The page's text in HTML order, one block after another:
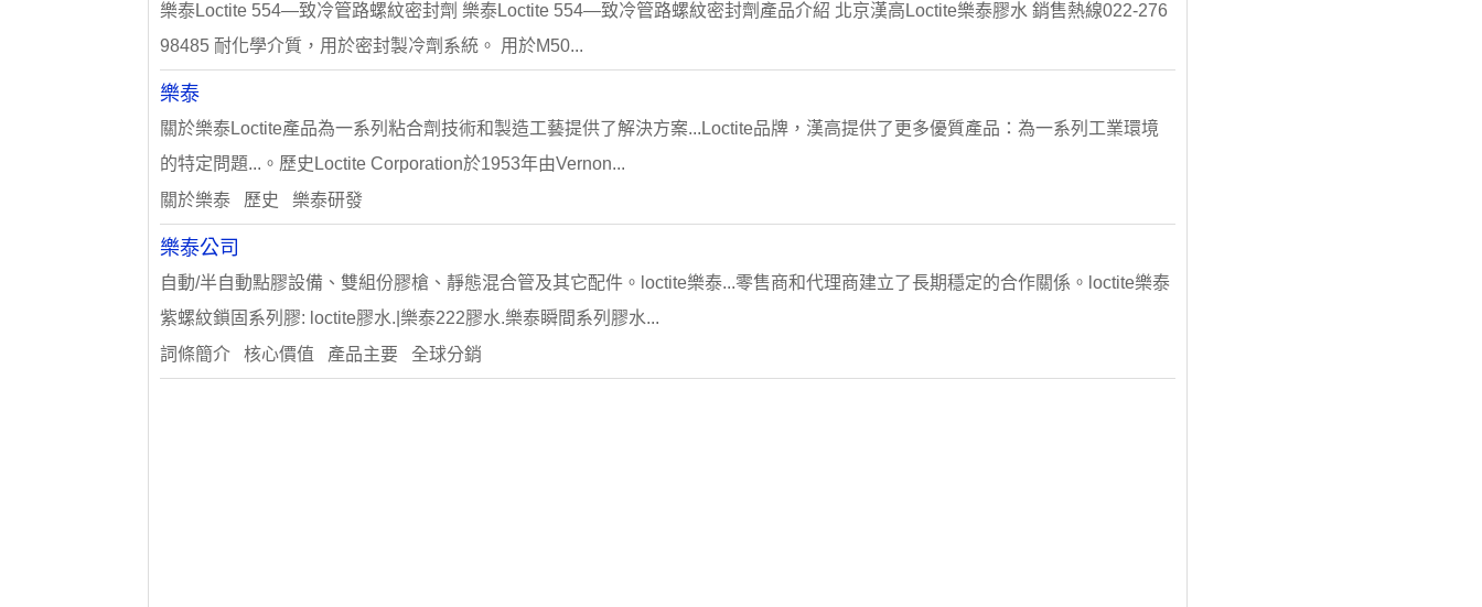
樂泰Loctite 554—致冷管路螺紋密封劑 樂泰Loctite 554—致冷管路螺紋密封劑產品介紹 北京漢高Loctite樂泰膠水 銷售熱線022-276
98485 耐化學介質，用於密封製冷劑系統。 用於M50...
樂泰
關於樂泰Loctite產品為一系列粘合劑技術和製造工藝提供了解決方案...Loctite品牌，漢高提供了更多優質產品：為一系列工業環境
的特定問題...。歷史Loctite Corporation於1953年由Vernon...
關於樂泰 歷史 樂泰研發
樂泰公司
自動/半自動點膠設備、雙組份膠槍、靜態混合管及其它配件。loctite樂泰...零售商和代理商建立了長期穩定的合作關係。loctite樂泰
紫螺紋鎖固系列膠: loctite膠水.|樂泰222膠水.樂泰瞬間系列膠水...
詞條簡介 核心價值 產品主要 全球分銷